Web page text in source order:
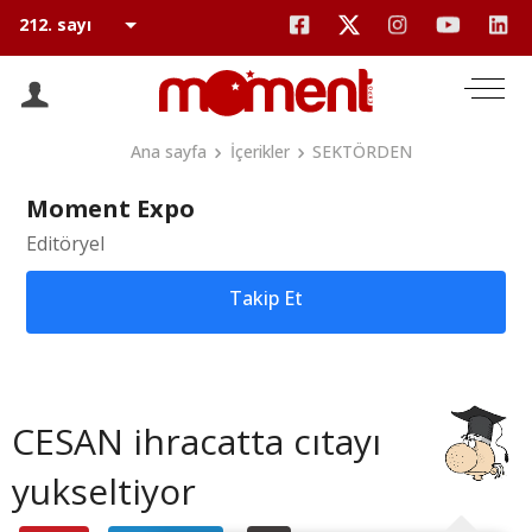
Ana sayfa İçerikler SEKTÖRDEN
Moment Expo
Editöryel
Takip Et
CESAN ihracatta cıtayı
yukseltiyor